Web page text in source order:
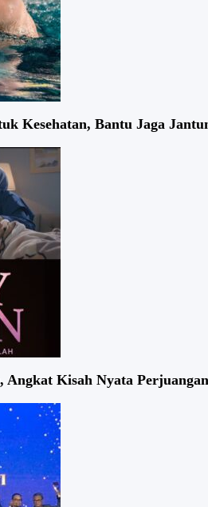
Kesehatan, Bantu Jaga
Angkat Kisah Nyata